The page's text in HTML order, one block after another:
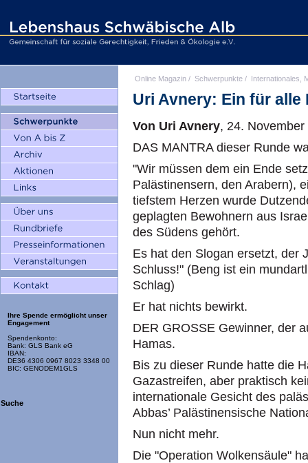
Ihre Spende ermöglicht unser
Engagement
Spendenkonto:
Bank: GLS Bank eG
IBAN:
DE36 4306 0967 8023 3348 00
BIC: GENODEM1GLS
Suche
Online Magazin / Schwerpunkte / Internationales,
Uri Avnery: Ein für alle
Von Uri Avnery, 24. November
DAS MANTRA dieser Runde
"Wir müssen dem ein Ende
Palästinensern, den Arabern),
tiefstem Herzen wurde
geplagten Bewohnern aus
des Südens gehört.
Es hat den Slogan ersetzt, der
Schluss!" (Beng ist ein
Schlag)
Er hat nichts bewirkt.
DER GROSSE Gewinner, der
Hamas.
Bis zu dieser Runde hatte die
Gazastreifen, aber praktisch
internationale Gesicht des
Abbas’ Palästinensische
Nun nicht mehr.
Die "Operation Wolkensäule"